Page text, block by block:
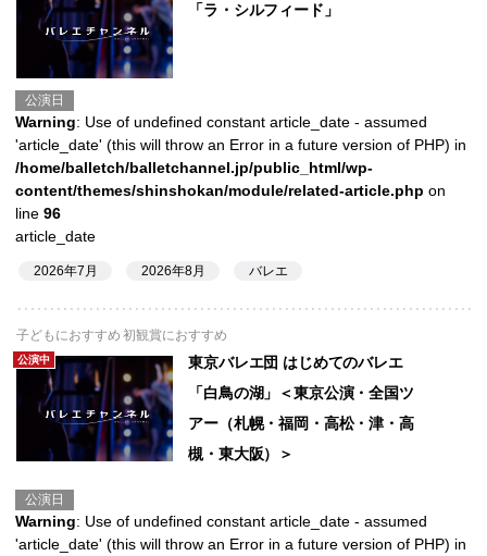
「ラ・シルフィード」
公演日
Warning: Use of undefined constant article_date - assumed
'article_date' (this will throw an Error in a future version of PHP) in
/home/balletch/balletchannel.jp/public_html/wp-
content/themes/shinshokan/module/related-article.php on
line 96
article_date
2026年7月 2026年8月 バレエ
子どもにおすすめ 初観賞におすすめ
公演中
東京バレエ団 はじめてのバレエ
「白鳥の湖」＜東京公演・全国ツ
アー（札幌・福岡・高松・津・高
槻・東大阪）＞
公演日
Warning: Use of undefined constant article_date - assumed
'article_date' (this will throw an Error in a future version of PHP) in